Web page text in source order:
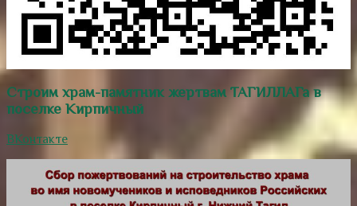
Строим храм-памятник жертвам ТАГИЛЛАГа в
поселке Кирпичный
ВКонтакте